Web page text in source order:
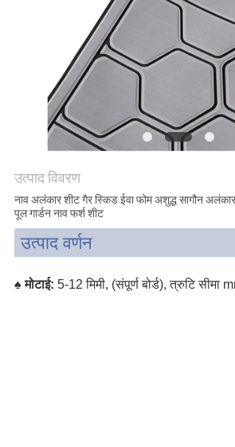
उद्धरण
अनुरोध
करें
साइटमैप
उत्पाद विवरण
नाव अलंकार शीट गैर स्किड ईवा फोम अशुद्ध सागौन अलंकार
पूल गार्डन नाव फर्श शीट
उत्पाद वर्णन
♠ मोटाई: 5-12 मिमी, (संपूर्ण बोर्ड), त्रुटि सीमा